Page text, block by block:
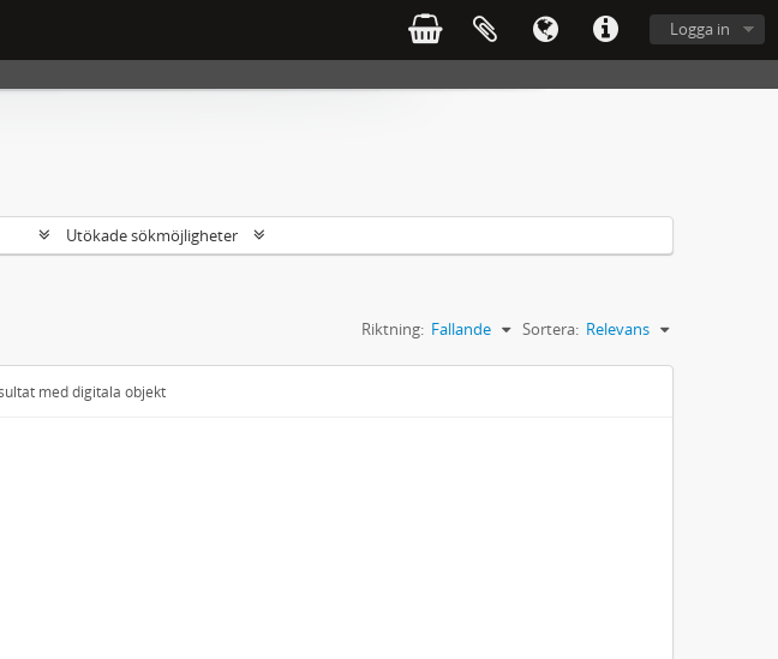
Logga in
Utökade sökmöjligheter
Sortera: Relevans
Riktning: Fallande
med digitala objekt